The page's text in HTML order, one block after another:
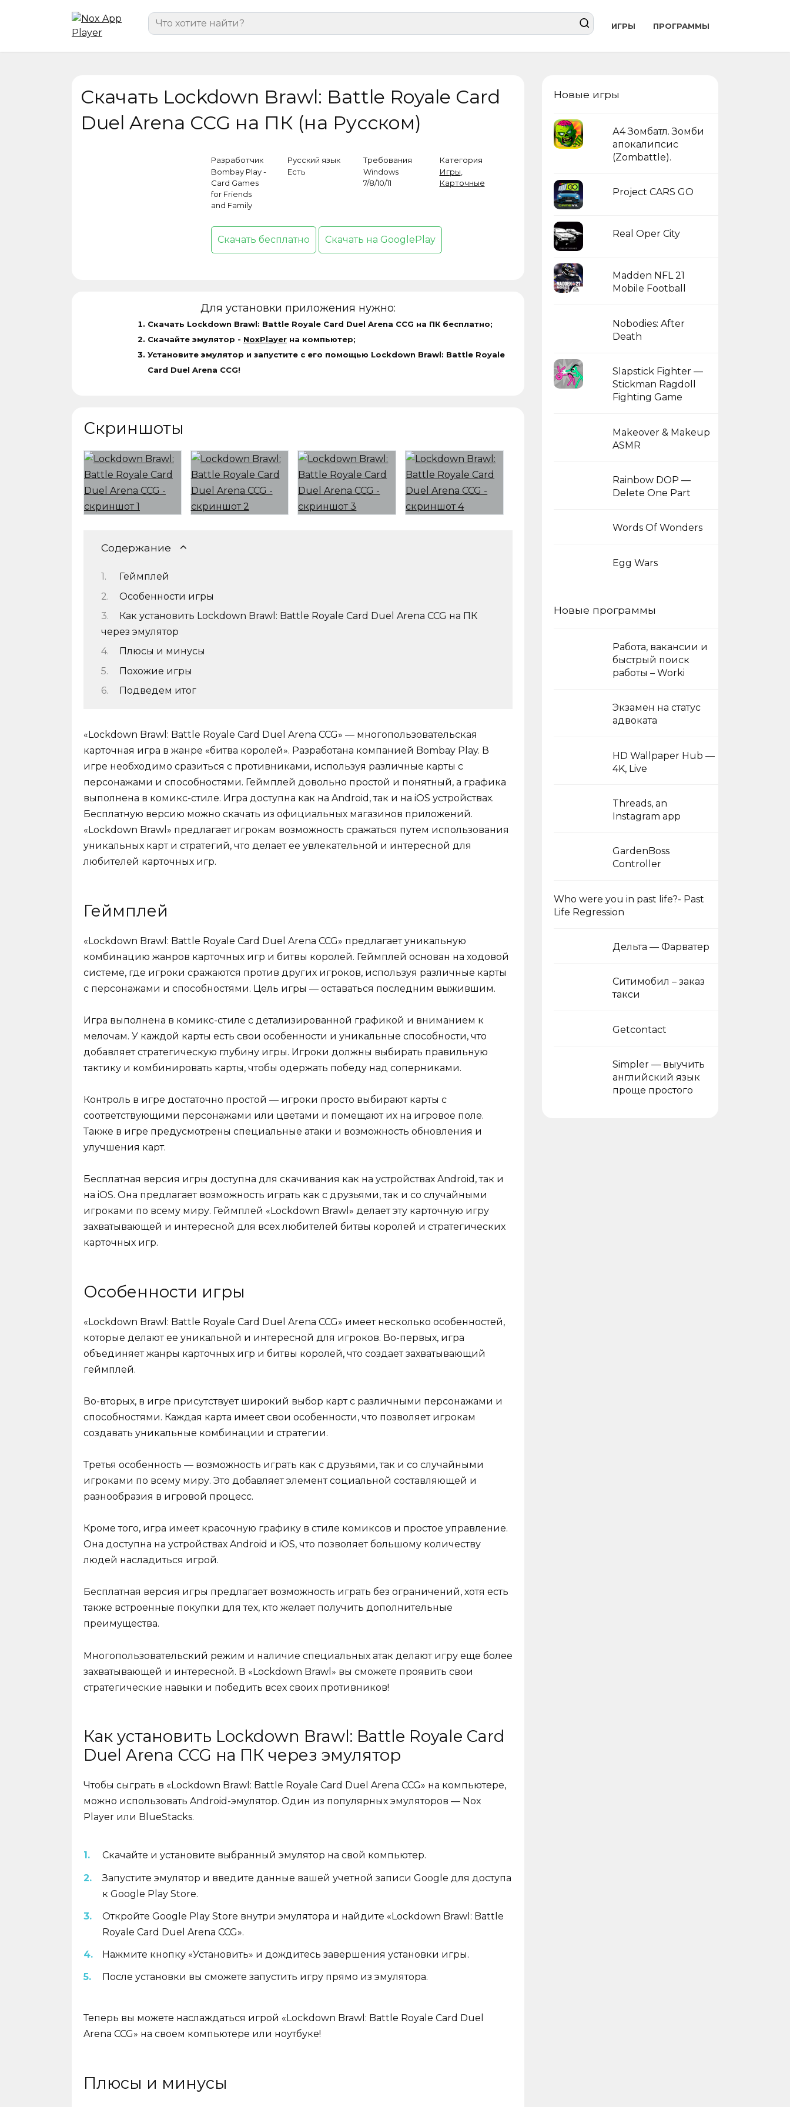
Search
for:
ИГРЫ ПРОГРАММЫ
Скачать Lockdown Brawl: Battle Royale Card
Duel Arena CCG на ПК (на Русском)
Разработчик
Bombay Play -
Card Games
for Friends
and Family
Русский язык
Есть
Требования
Windows
7/8/10/11
Категория
Игры
Карточные
Скачать бесплатно Скачать на GooglePlay
Для установки приложения нужно:
Скачать Lockdown Brawl: Battle Royale Card Duel Arena CCG на ПК бесплатно;
Скачайте эмулятор - NoxPlayer на компьютер;
Установите эмулятор и запустите с его помощью Lockdown Brawl: Battle Royale
Card Duel Arena CCG!
Скриншоты
Содержание
Геймплей
Особенности игры
Как установить Lockdown Brawl: Battle Royale Card Duel Arena CCG на ПК
через эмулятор
Плюсы и минусы
Похожие игры
Подведем итог
«Lockdown Brawl: Battle Royale Card Duel Arena CCG» — многопользовательская
карточная игра в жанре «битва королей». Разработана компанией Bombay Play. В
игре необходимо сразиться с противниками, используя различные карты с
персонажами и способностями. Геймплей довольно простой и понятный, а графика
выполнена в комикс-стиле. Игра доступна как на Android, так и на iOS устройствах.
Бесплатную версию можно скачать из официальных магазинов приложений.
«Lockdown Brawl» предлагает игрокам возможность сражаться путем использования
уникальных карт и стратегий, что делает ее увлекательной и интересной для
любителей карточных игр.
Геймплей
«Lockdown Brawl: Battle Royale Card Duel Arena CCG» предлагает уникальную
комбинацию жанров карточных игр и битвы королей. Геймплей основан на ходовой
системе, где игроки сражаются против других игроков, используя различные карты
с персонажами и способностями. Цель игры — оставаться последним выжившим.
Игра выполнена в комикс-стиле с детализированной графикой и вниманием к
мелочам. У каждой карты есть свои особенности и уникальные способности, что
добавляет стратегическую глубину игры. Игроки должны выбирать правильную
тактику и комбинировать карты, чтобы одержать победу над соперниками.
Контроль в игре достаточно простой — игроки просто выбирают карты с
соответствующими персонажами или цветами и помещают их на игровое поле.
Также в игре предусмотрены специальные атаки и возможность обновления и
улучшения карт.
Бесплатная версия игры доступна для скачивания как на устройствах Android, так и
на iOS. Она предлагает возможность играть как с друзьями, так и со случайными
игроками по всему миру. Геймплей «Lockdown Brawl» делает эту карточную игру
захватывающей и интересной для всех любителей битвы королей и стратегических
карточных игр.
Особенности игры
«Lockdown Brawl: Battle Royale Card Duel Arena CCG» имеет несколько особенностей,
которые делают ее уникальной и интересной для игроков. Во-первых, игра
объединяет жанры карточных игр и битвы королей, что создает захватывающий
геймплей.
Во-вторых, в игре присутствует широкий выбор карт с различными персонажами и
способностями. Каждая карта имеет свои особенности, что позволяет игрокам
создавать уникальные комбинации и стратегии.
Третья особенность — возможность играть как с друзьями, так и со случайными
игроками по всему миру. Это добавляет элемент социальной составляющей и
разнообразия в игровой процесс.
Кроме того, игра имеет красочную графику в стиле комиксов и простое управление.
Она доступна на устройствах Android и iOS, что позволяет большому количеству
людей насладиться игрой.
Бесплатная версия игры предлагает возможность играть без ограничений, хотя есть
также встроенные покупки для тех, кто желает получить дополнительные
преимущества.
Многопользовательский режим и наличие специальных атак делают игру еще более
захватывающей и интересной. В «Lockdown Brawl» вы сможете проявить свои
стратегические навыки и победить всех своих противников!
Как установить Lockdown Brawl: Battle Royale Card
Duel Arena CCG на ПК через эмулятор
Чтобы сыграть в «Lockdown Brawl: Battle Royale Card Duel Arena CCG» на компьютере,
можно использовать Android-эмулятор. Один из популярных эмуляторов — Nox
Player или BlueStacks.
Скачайте и установите выбранный эмулятор на свой компьютер.
Запустите эмулятор и введите данные вашей учетной записи Google для доступа
к Google Play Store.
Откройте Google Play Store внутри эмулятора и найдите «Lockdown Brawl: Battle
Royale Card Duel Arena CCG».
Нажмите кнопку «Установить» и дождитесь завершения установки игры.
После установки вы сможете запустить игру прямо из эмулятора.
Теперь вы можете наслаждаться игрой «Lockdown Brawl: Battle Royale Card Duel
Arena CCG» на своем компьютере или ноутбуке!
Плюсы и минусы
Новые игры
А4 Зомбатл. Зомби
апокалипсис
(Zombattle).
Project CARS GO
Real Oper City
Madden NFL 21
Mobile Football
Nobodies: After
Death
Slapstick Fighter —
Stickman Ragdoll
Fighting Game
Makeover & Makeup
ASMR
Rainbow DOP —
Delete One Part
Words Of Wonders
Egg Wars
Новые программы
Работа, вакансии и
быстрый поиск
работы – Worki
Экзамен на статус
адвоката
HD Wallpaper Hub —
4K, Live
Threads, an
Instagram app
GardenBoss
Controller
Who were you in past life?- Past
Life Regression
Дельта — Фарватер
Ситимобил – заказ
такси
Getcontact
Simpler — выучить
английский язык
проще простого